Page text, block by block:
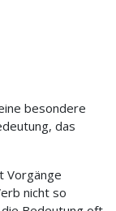
besondere
das
Vorgänge
nicht so